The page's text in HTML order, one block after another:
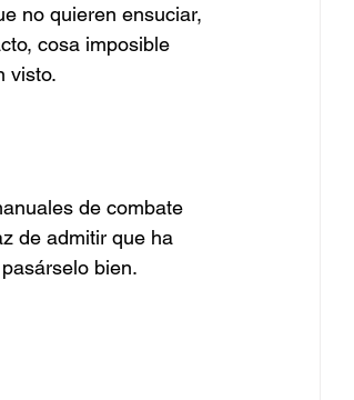
no quieren ensuciar,
cosa imposible
visto.
de combate
de admitir que ha
bien.